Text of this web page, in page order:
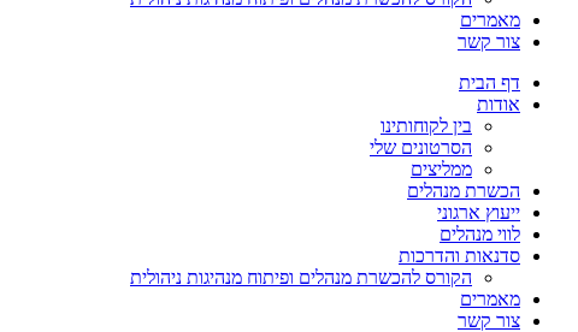
מאמרים
צור קשר
דף הבית
אודות
בין לקוחותינו
הסרטונים שלי
ממליצים
הכשרת מנהלים
ייעוץ ארגוני
לווי מנהלים
סדנאות והדרכות
הקורס להכשרת מנהלים ופיתוח מנהיגות ניהולית
מאמרים
צור קשר